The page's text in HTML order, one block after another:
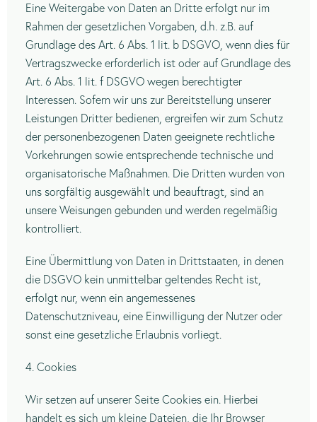
Eine Weitergabe von Daten an Dritte erfolgt nur im
Rahmen der gesetzlichen Vorgaben, d.h. z.B. auf
Grundlage des Art. 6 Abs. 1 lit. b DSGVO, wenn dies für
Vertragszwecke erforderlich ist oder auf Grundlage des
Art. 6 Abs. 1 lit. f DSGVO wegen berechtigter
Interessen. Sofern wir uns zur Bereitstellung unserer
Leistungen Dritter bedienen, ergreifen wir zum Schutz
der personenbezogenen Daten geeignete rechtliche
Vorkehrungen sowie entsprechende technische und
organisatorische Maßnahmen. Die Dritten wurden von
uns sorgfältig ausgewählt und beauftragt, sind an
unsere Weisungen gebunden und werden regelmäßig
kontrolliert.
Eine Übermittlung von Daten in Drittstaaten, in denen
die DSGVO kein unmittelbar geltendes Recht ist,
erfolgt nur, wenn ein angemessenes
Datenschutzniveau, eine Einwilligung der Nutzer oder
sonst eine gesetzliche Erlaubnis vorliegt.
4. Cookies
Wir setzen auf unserer Seite Cookies ein. Hierbei
handelt es sich um kleine Dateien, die Ihr Browser